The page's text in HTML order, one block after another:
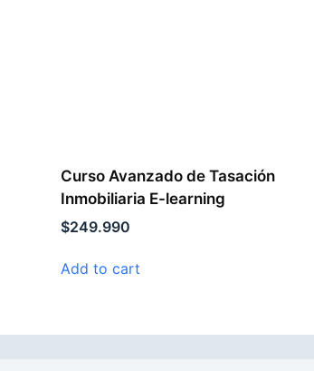
Curso Avanzado de Tasación
Inmobiliaria E-learning
$249.990
Add to cart